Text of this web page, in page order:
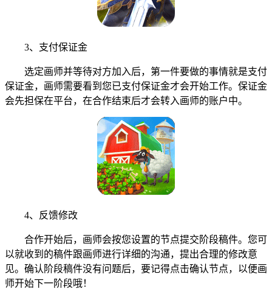
3、支付保证金
选定画师并等待对方加入后，第一件要做的事情就是支付
保证金，画师需要看到您已支付保证金才会开始工作。保证金
会先担保在平台，在合作结束后才会转入画师的账户中。
4、反馈修改
合作开始后，画师会按您设置的节点提交阶段稿件。您可
以就收到的稿件跟画师进行详细的沟通，提出合理的修改意
见。确认阶段稿件没有问题后，要记得点击确认节点，以便画
师开始下一阶段哦！